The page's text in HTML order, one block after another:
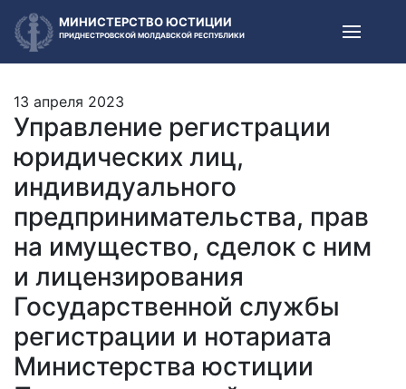
МИНИСТЕРСТВО ЮСТИЦИИ
ПРИДНЕСТРОВСКОЙ МОЛДАВСКОЙ РЕСПУБЛИКИ
13 апреля 2023
Управление регистрации
юридических лиц,
индивидуального
предпринимательства, прав
на имущество, сделок с ним
и лицензирования
Государственной службы
регистрации и нотариата
Министерства юстиции